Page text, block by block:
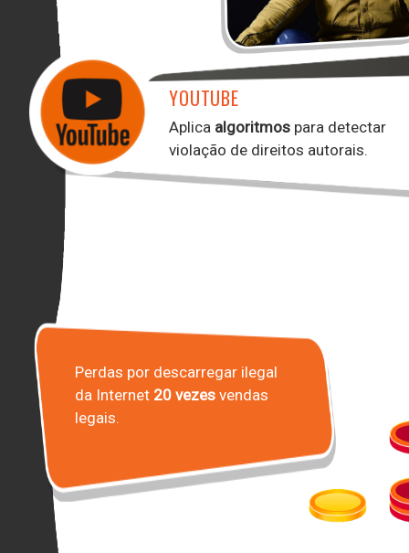
YOUTUBE
Aplica algoritmos para detectar
violação de direitos autorais.
Perdas por descarregar ilegal
da Internet 20 vezes vendas
legais.